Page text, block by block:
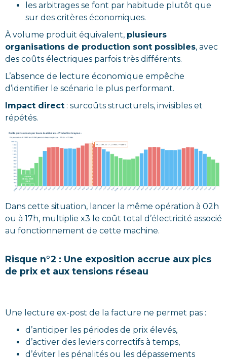
les arbitrages se font par habitude plutôt que
sur des critères économiques.
À volume produit équivalent, plusieurs
organisations de production sont possibles, avec
des coûts électriques parfois très différents.
L’absence de lecture économique empêche
d’identifier le scénario le plus performant.
Impact direct : surcoûts structurels, invisibles et
répétés.
Dans cette situation, lancer la même opération à 02h
ou à 17h, multiplie x3 le coût total d’électricité associé
au fonctionnement de cette machine.
Risque n°2 : Une exposition accrue aux pics
de prix et aux tensions réseau
Une lecture ex-post de la facture ne permet pas :
d’anticiper les périodes de prix élevés,
d’activer des leviers correctifs à temps,
d’éviter les pénalités ou les dépassements